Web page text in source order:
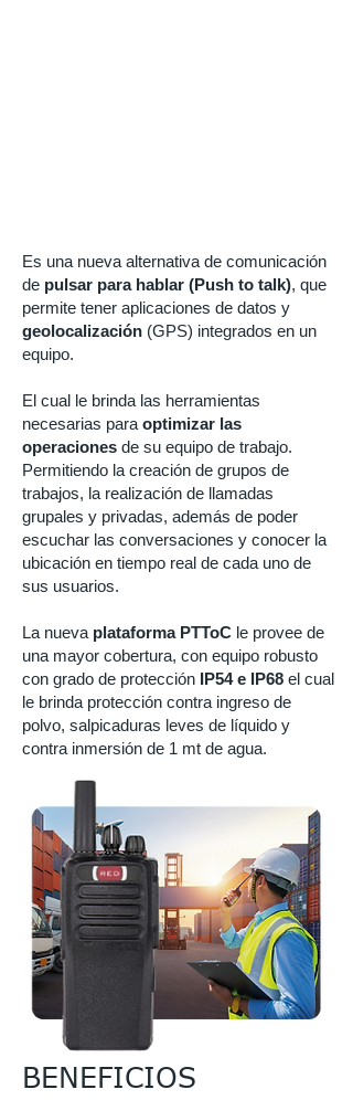
Es una nueva alternativa de comunicación
de pulsar para hablar (Push to talk), que
permite tener aplicaciones de datos y
geolocalización (GPS) integrados en un
equipo.
El cual le brinda las herramientas
necesarias para optimizar las
operaciones de su equipo de trabajo.
Permitiendo la creación de grupos de
trabajos, la realización de llamadas
grupales y privadas, además de poder
escuchar las conversaciones y conocer la
ubicación en tiempo real de cada uno de
sus usuarios.
La nueva plataforma PTToC le provee de
una mayor cobertura, con equipo robusto
con grado de protección IP54 e IP68 el cual
le brinda protección contra ingreso de
polvo, salpicaduras leves de líquido y
contra inmersión de 1 mt de agua.
BENEFICIOS